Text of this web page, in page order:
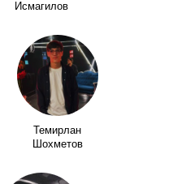
Исмагилов
Темирлан
Шохметов